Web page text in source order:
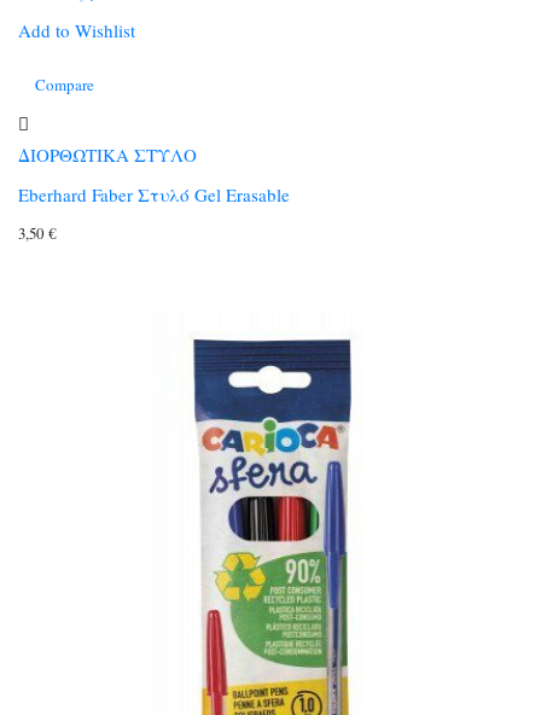
Αυτό
προϊόν
έχει
πολλαπλές
παραλλαγές.
επιλογές
Add to Wishlist
Compare
ΔΙΟΡΘΩΤΙΚΑ ΣΤΥΛΟ
Eberhard Faber Στυλό Gel Erasable
3,50 €